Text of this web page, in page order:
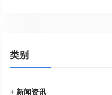
类别
+ 新闻资讯